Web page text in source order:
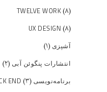
TWELVE WORK (۸)
UX DESIGN (۸)
آشپزی (۱)
انتشارات پنگوئن آبی (۲)
برنامه‌نویسی BACK END (۳)